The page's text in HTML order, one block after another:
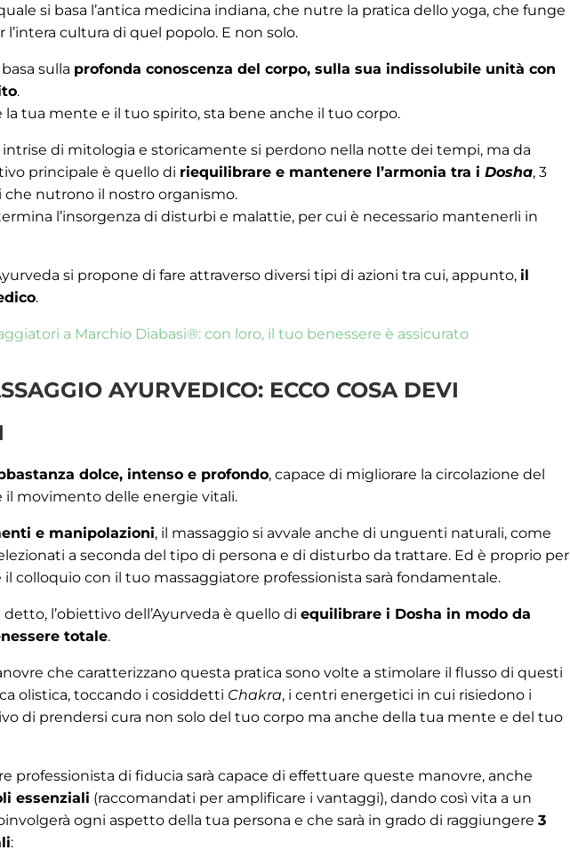
si basa l’antica medicina indiana, che nutre la pratica dello yoga, che funge
cultura di quel popolo. E non solo.
sulla profonda conoscenza del corpo, sulla sua indissolubile unità con
.
la tua mente e il tuo spirito, sta bene anche il tuo corpo.
intrise di mitologia e storicamente si perdono nella notte dei tempi, ma da
principale è quello di riequilibrare e mantenere l’armonia tra iDosha, 3
nutrono il nostro organismo.
l’insorgenza di disturbi e malattie, per cui è necessario mantenerli in
si propone di fare attraverso diversi tipi di azioni tra cui, appunto, il
.
a Marchio Diabasi®: con loro, il tuo benessere è assicurato
AYURVEDICO: ECCO COSA DEVI
dolce, intenso e profondo, capace di migliorare la circolazione del
il movimento delle energie vitali.
e manipolazioni, il massaggio si avvale anche di unguenti naturali, come
a seconda del tipo di persona e di disturbo da trattare. Ed è proprio per
colloquio con il tuo massaggiatore professionista sarà fondamentale.
l’obiettivo dell’Ayurveda è quello diequilibrare i Dosha in modo da
totale.
che caratterizzano questa pratica sono volte a stimolare il flusso di questi
olistica, toccando i cosiddetti Chakra, i centri energetici in cui risiedono i
di prendersi cura non solo del tuo corpo ma anche della tua mente e del tuo
professionista di fiducia sarà capace di effettuare queste manovre, anche
essenziali (raccomandati per amplificare i vantaggi), dando così vita a un
ogni aspetto della tua persona e che sarà in grado di raggiungere3
: